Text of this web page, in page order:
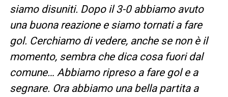
siamo disuniti. Dopo il 3-0 abbiamo avuto
una buona reazione e siamo tornati a fare
gol. Cerchiamo di vedere, anche se non è il
momento, sembra che dica cosa fuori dal
comune… Abbiamo ripreso a fare gol e a
segnare. Ora abbiamo una bella partita a